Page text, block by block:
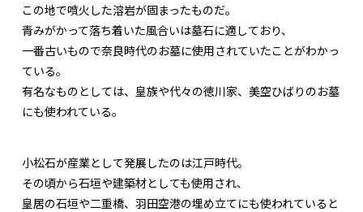
この地で噴火した溶岩が固まったものだ。
青みがかって落ち着いた風合いは墓石に適しており、
一番古いもので奈良時代のお墓に使用されていたことがわかっ
ている。
有名なものとしては、皇族や代々の徳川家、美空ひばりのお墓
にも使われている。
小松石が産業として発展したのは江戸時代。
その頃から石垣や建築材としても使用され、
皇居の石垣や二重橋、羽田空港の埋め立てにも使われていると